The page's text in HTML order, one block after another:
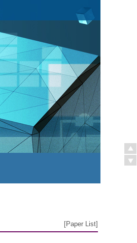
[Paper List]